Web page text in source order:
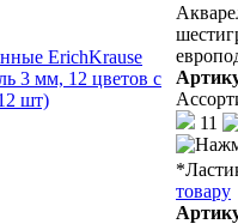
11
товару